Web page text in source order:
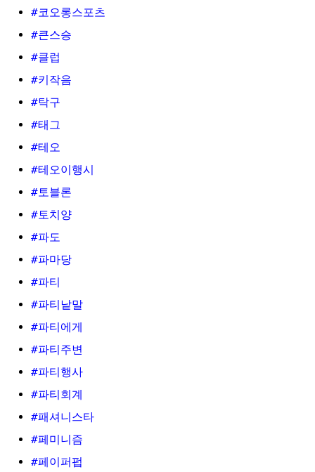
#코오롱스포츠
#큰스승
#클럽
#키작음
#탁구
#태그
#테오
#테오이행시
#토블론
#토치양
#파도
#파마당
#파티
#파티낱말
#파티에게
#파티주변
#파티행사
#파티회계
#패셔니스타
#페미니즘
#페이퍼펍